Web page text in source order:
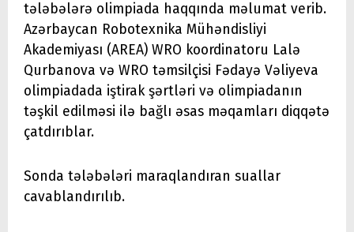
tələbələrə olimpiada haqqında məlumat verib.
Azərbaycan Robotexnika Mühəndisliyi
Akademiyası (AREA) WRO koordinatoru Lalə
Qurbanova və WRO təmsilçisi Fədayə Vəliyeva
olimpiadada iştirak şərtləri və olimpiadanın
təşkil edilməsi ilə bağlı əsas məqamları diqqətə
çatdırıblar.
Sonda tələbələri maraqlandıran suallar
cavablandırılıb.